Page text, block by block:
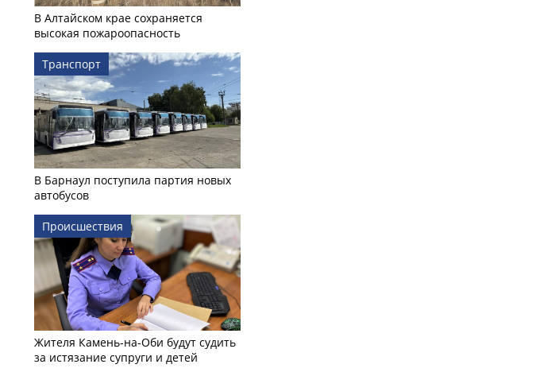
В Алтайском крае сохраняется
высокая пожароопасность
Транспорт
В Барнаул поступила партия новых
автобусов
Происшествия
Жителя Камень-на-Оби будут судить
за истязание супруги и детей